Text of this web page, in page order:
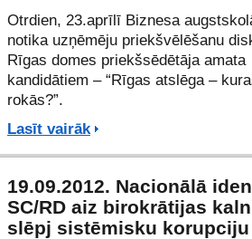
Otrdien, 23.aprīlī Biznesa
notika uzņēmēju priekšvēlēšanu
Rīgas domes priekšsēdētāja amata
kandidātiem – “Rīgas atslēga –
rokās?”.
Lasīt vairāk
19.09.2012. Nacionālā
SC/RD aiz birokrātijas
slēpj sistēmisku korupciju